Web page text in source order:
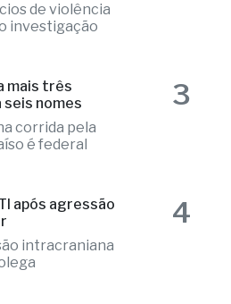
de violência
investigação
mais três
seis nomes
corrida pela
é federal
3
após agressão
intracraniana
4